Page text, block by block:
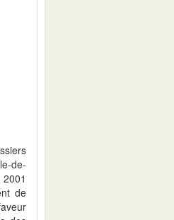
de-
de